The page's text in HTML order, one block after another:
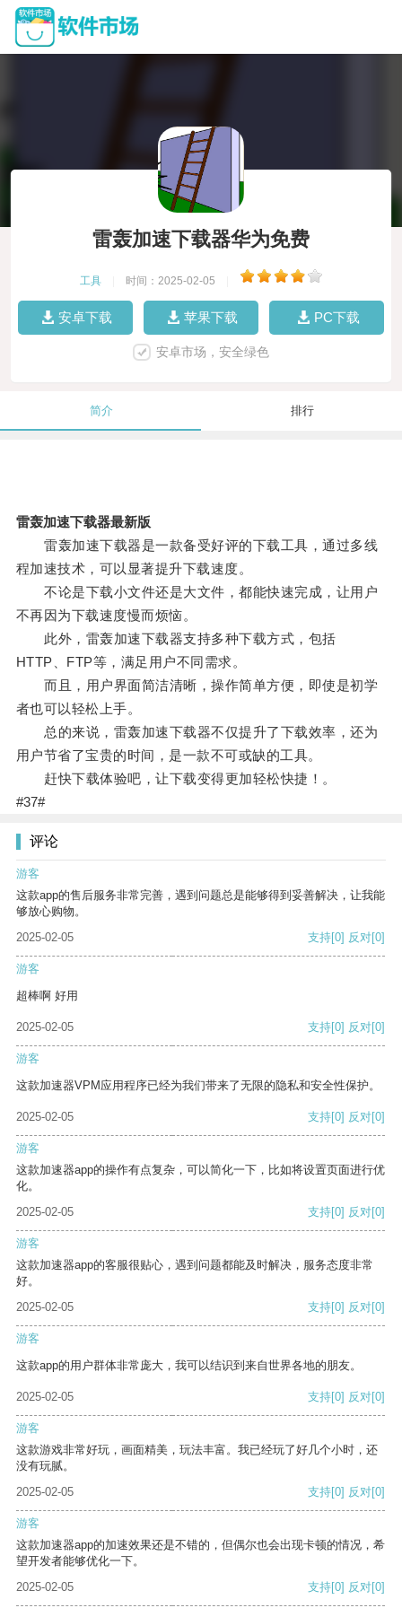
雷轰加速下载器华为免费
工具 时间：2025-02-05
安卓下载 苹果下载 PC下载
安卓市场，安全绿色
简介 排行
雷轰加速下载器最新版
雷轰加速下载器是一款备受好评的下载工具，通过多线
程加速技术，可以显著提升下载速度。
不论是下载小文件还是大文件，都能快速完成，让用户
不再因为下载速度慢而烦恼。
此外，雷轰加速下载器支持多种下载方式，包括
HTTP、FTP等，满足用户不同需求。
而且，用户界面简洁清晰，操作简单方便，即使是初学
者也可以轻松上手。
总的来说，雷轰加速下载器不仅提升了下载效率，还为
用户节省了宝贵的时间，是一款不可或缺的工具。
赶快下载体验吧，让下载变得更加轻松快捷！。
#37#
评论
游客
这款app的售后服务非常完善，遇到问题总是能够得到妥善解决，让我能
够放心购物。
2025-02-05
支持[0] 反对[0]
游客
超棒啊 好用
2025-02-05 支持[0] 反对[0]
游客
这款加速器VPM应用程序已经为我们带来了无限的隐私和安全性保护。
2025-02-05 支持[0] 反对[0]
游客
这款加速器app的操作有点复杂，可以简化一下，比如将设置页面进行优
化。
2025-02-05
支持[0] 反对[0]
游客
这款加速器app的客服很贴心，遇到问题都能及时解决，服务态度非常
好。
2025-02-05
支持[0] 反对[0]
游客
这款app的用户群体非常庞大，我可以结识到来自世界各地的朋友。
2025-02-05 支持[0] 反对[0]
游客
这款游戏非常好玩，画面精美，玩法丰富。我已经玩了好几个小时，还
没有玩腻。
2025-02-05
支持[0] 反对[0]
游客
这款加速器app的加速效果还是不错的，但偶尔也会出现卡顿的情况，希
望开发者能够优化一下。
2025-02-05
支持[0] 反对[0]